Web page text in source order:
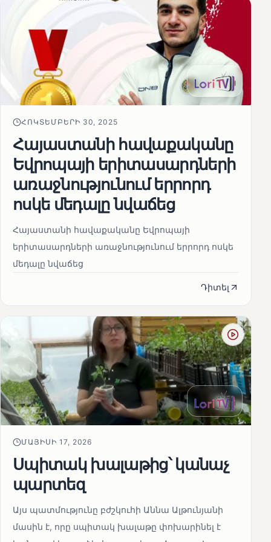
ՀՈԿՏԵՄԲԵՐԻ 30, 2025
Հայաստանի հավաքականը
Եվրոպայի երիտասարդների
առաջնությունում երրորդ
ոսկե մեդալը նվաճեց
Հայաստանի հավաքականը Եվրոպայի
երիտասարդների առաջնությունում երրորդ ոսկե
մեդալը նվաճեց
Դիտել
ՄԱՅԻՍԻ 17, 2026
Սպիտակ խալաթից՝ կանաչ
պարտեզ
Այս պատմությունը բժշկուհի Աննա Ալթունյանի
մասին է, որը սպիտակ խալաթը փոխարինել է